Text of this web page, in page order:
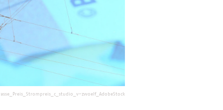
zwoelf_AdobeStock